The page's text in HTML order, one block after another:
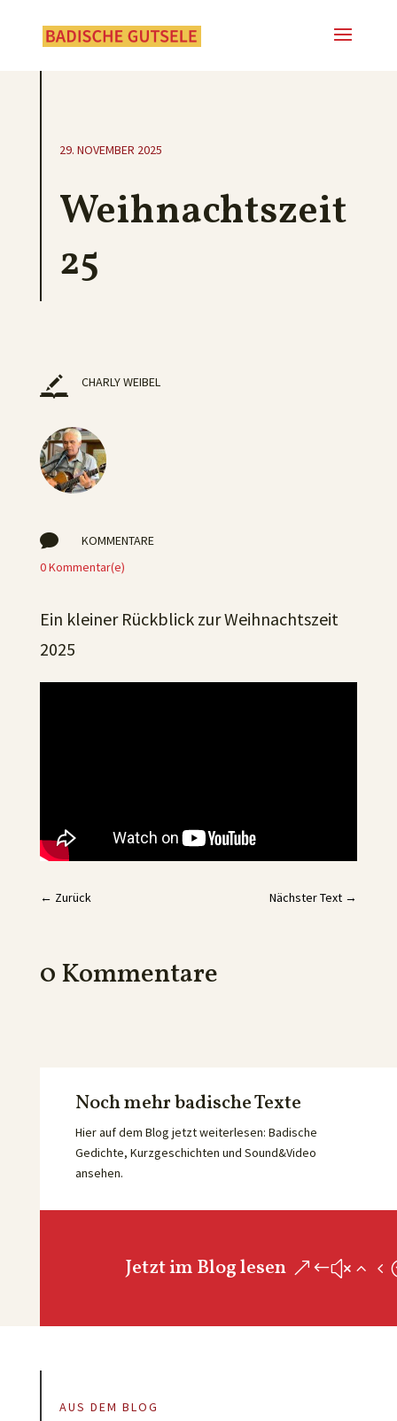
29. NOVEMBER 2025
Weihnachtszeit
25
CHARLY WEIBEL

KOMMENTARE
0 Kommentar(e)
Ein kleiner Rückblick zur Weihnachtszeit
2025
← Zurück Nächster Text →
0 Kommentare
Noch mehr badische Texte
Hier auf dem Blog jetzt weiterlesen: Badische
Gedichte, Kurzgeschichten und Sound&Video
ansehen.
Jetzt im Blog lesen
AUS DEM BLOG